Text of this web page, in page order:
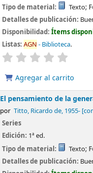
Tipo de material:
Texto;
Detalles de publicación:
Disponibilidad:Ítems
Listas: AGN - Biblioteca.
valoración
Agregar al carrito
El pensamiento de la
por Titto, Ricardo de, 1955-
Series
Edición: 1ª ed.
Tipo de material:
Texto;
Detalles de publicación: